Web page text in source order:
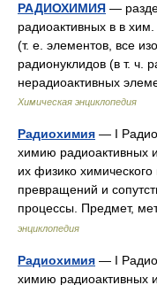
РАДИОХИМИЯ —
радиоактивных в в
(т. е. элементов, все
радионуклидов (в т. ч.
нерадиоактивных
Химическая энциклопедия
Радиохимия — I
химию радиоактивных
их физико
превращений и
процессы. Предмет,
энциклопедия
Радиохимия — I
химию радиоактивных